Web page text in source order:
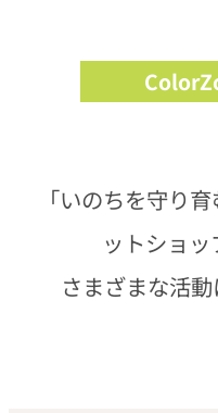
「いのちを守り
ットショ
さまざまな活動